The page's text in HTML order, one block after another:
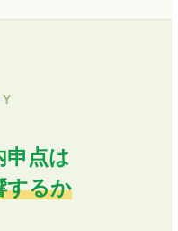
申点は
するか